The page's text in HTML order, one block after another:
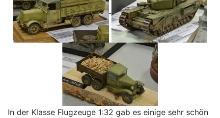
In der Klasse Flugzeuge 1:32 gab es einige sehr schön